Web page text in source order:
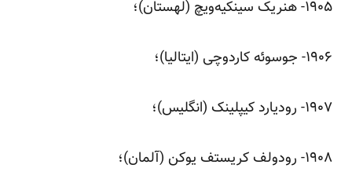
‌۱۹۰۵- هنریک سینکیه‌ویچ (لهستان)؛
‌۱۹۰۶- جوسوئه کاردوچی (ایتالیا)؛
‌۱۹۰۷- رودیارد کیپلینک (انگلیس)؛
‌۱۹۰۸- رودولف کریستف یوکن (آلمان)؛